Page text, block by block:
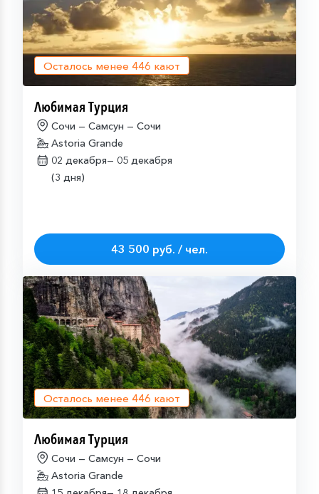
Осталось менее 446 кают
Любимая Турция
Сочи — Самсун — Сочи
Astoria Grande
02 декабря— 05 декабря
(3 дня)
43 500 руб. / чел.
Осталось менее 446 кают
Любимая Турция
Сочи — Самсун — Сочи
Astoria Grande